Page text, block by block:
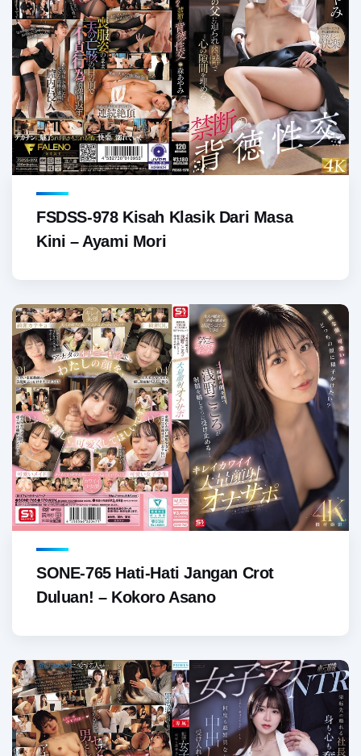
FSDSS-978 Kisah Klasik Dari Masa
Kini – Ayami Mori
SONE-765 Hati-Hati Jangan Crot
Duluan! – Kokoro Asano